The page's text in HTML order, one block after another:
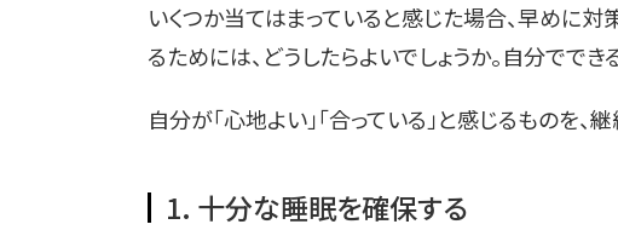
いくつか当てはまっていると感じた場合、早めに
るためには、どうしたらよいでしょうか。自分でで
自分が「心地よい」「合っている」と感じるものを、
1. 十分な睡眠を確保する